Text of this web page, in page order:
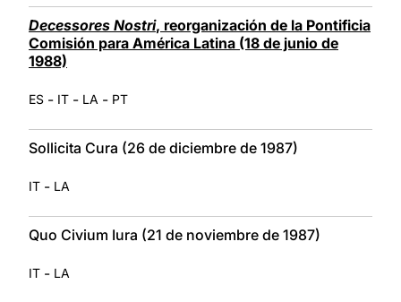
Decessores Nostri, reorganización de la Pontificia
Comisión para América Latina (18 de junio de
1988)
ES - IT - LA - PT
Sollicita Cura (26 de diciembre de 1987)
IT - LA
Quo Civium Iura (21 de noviembre de 1987)
IT - LA